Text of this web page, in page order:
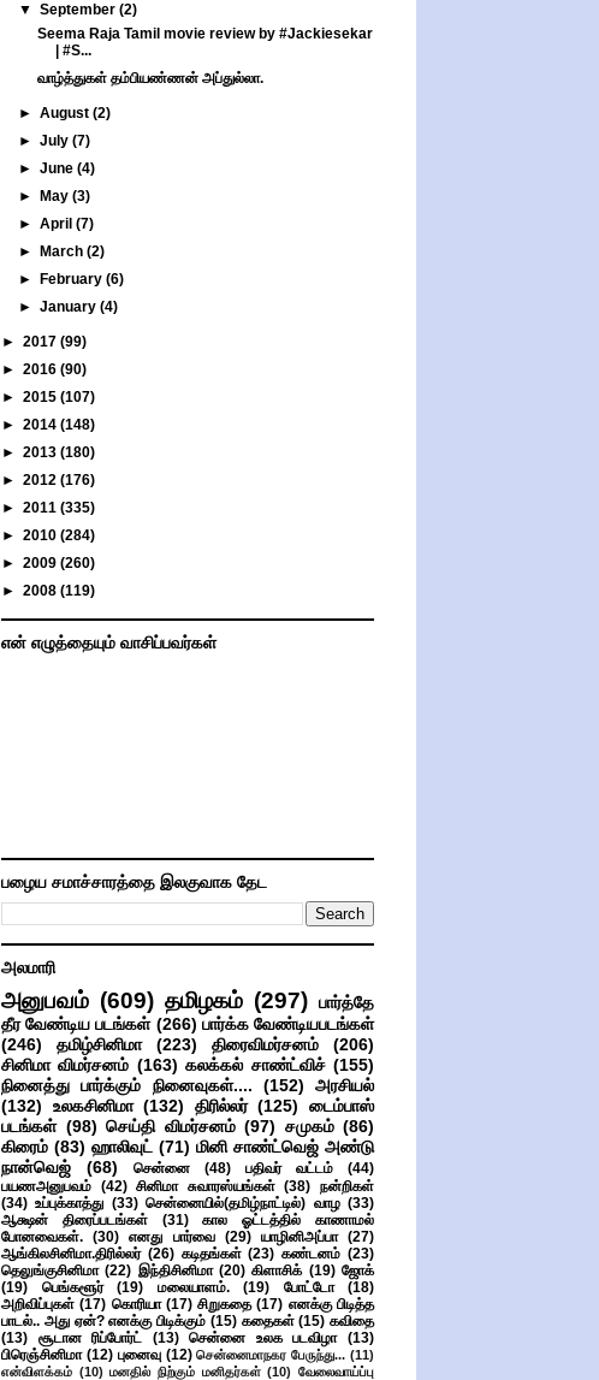
▼September(2)
Seema Raja Tamil movie review by #Jackiesekar
| #S...
வாழ்த்துகள் தம்பியண்ணன் அப்துல்லா.
►August(2)
►July(7)
►June(4)
►
May(3)
►April(7)
►
March(2)
►
February(6)
►January(4)
► 2017 (99)
► 2016 (90)
► 2015 (107)
► 2014 (148)
► 2013 (180)
► 2012 (176)
► 2011 (335)
► 2010 (284)
► 2009 (260)
► 2008 (119)
என் எழுத்தையும் வாசிப்பவர்கள்
பழைய சமாச்சாரத்தை இலகுவாக தேட
அலமாரி
அனுபவம் (609) தமிழகம் (297) பார்த்தே
தீர வேண்டிய படங்கள் (266) பார்க்க வேண்டியபடங்கள்
(246)
தமிழ்சினிமா (223) திரைவிமர்சனம்
(206)
சினிமா விமர்சனம் (163) கலக்கல் சாண்ட்விச் (155)
நினைத்து பார்க்கும் நினைவுகள்....
(152)
அரசியல்
(132)
உலகசினிமா (132) திரில்லர் (125)
டைம்பாஸ்
படங்கள் (98) செய்தி விமர்சனம் (97) சமுகம் (86)
கிரைம் (83) ஹாலிவுட் (71) மினி சாண்ட்வெஜ் அண்டு
நான்வெஜ்
(68) சென்னை (48) பதிவர் வட்டம்
(44)
பயணஅனுபவம் (42) சினிமா சுவாரஸ்யங்கள் (38) நன்றிகள்
(34) உப்புக்காத்து (33) சென்னையில்(தமிழ்நாட்டில்) வாழ (33)
ஆக்ஷன் திரைப்படங்கள்
(31)
கால ஓட்டத்தில் காணாமல்
போனவைகள். (30) எனது பார்வை (29) யாழினிஅப்பா (27)
ஆங்கிலசினிமா.திரில்லர் (26) கடிதங்கள் (23) கண்டனம் (23)
தெலுங்குசினிமா (22) இந்திசினிமா (20) கிளாசிக் (19) ஜோக்
(19)
பெங்களூர் (19) மலையாளம். (19) போட்டோ
(18)
அறிவிப்புகள் (17) கொரியா (17) சிறுகதை (17) எனக்கு பிடித்த
பாடல்.. அது ஏன்? எனக்கு பிடிக்கும் (15) கதைகள் (15) கவிதை
(13)
சூடான ரிப்போர்ட் (13) சென்னை உலக படவிழா
(13)
பிரெஞ்சினிமா (12) புனைவு (12) சென்னைமாநகர பேருந்து... (11)
என்விளக்கம் (10) மனதில் நிற்கும் மனிதர்கள் (10) வேலைவாய்ப்பு